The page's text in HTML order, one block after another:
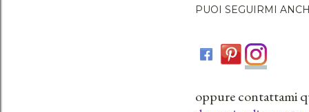
PUOI SEGUIRMI
oppure contattami